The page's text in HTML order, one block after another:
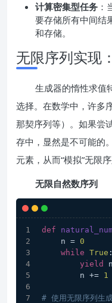
计算密集型任务
要存储所有中间结
和存储。
无限序列实现
生成器的惰性求值
选择。在数学中，许多
那契序列等）。如果尝
存中，显然是不可能的
元素，从而“模拟”无限序
无限自然数序列
def
    n =
0
while True
yield
n
        n +=
1
# 使用无限序列生